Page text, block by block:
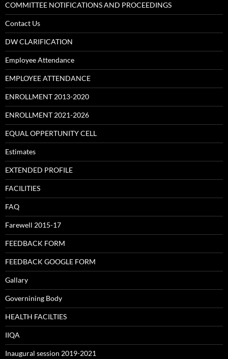
COMMITTEE NOTIFICATIONS AND PROCEEDINGS
Contact Us
DW CLARIFICATION
Employee Attendance
EMPLOYEE ATTENDANCE
ENROLLMENT 2013-2020
ENROLLMENT 2021-2026
EQUAL OPPERTUNITY CELL
Estimates
EXTENDED PROFILE
FACILITIES
FAQ
Farewell 2015-17
FEEDBACK FORM
FEEDBACK GOOGLE FORM
Gallary
Governining Body
HEALTH FACILTIES
IIQA
Inaugural session 2019-2021